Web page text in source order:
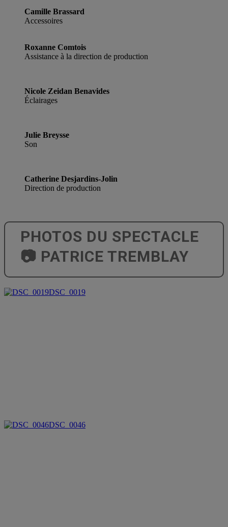
Camille Brassard
Accessoires
Roxanne Comtois
Assistance à la direction de production
Nicole Zeidan Benavides
Éclairages
Julie Breysse
Son
Catherine Desjardins-Jolin
Direction de production
PHOTOS DU SPECTACLE
📷 PATRICE TREMBLAY
DSC_0019
DSC_0046